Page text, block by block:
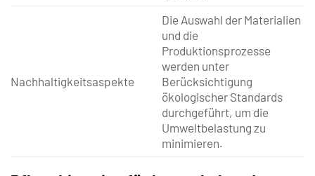
Nachhaltigkeitsaspekte
Die Auswahl der Materialien
und die
Produktionsprozesse
werden unter
Berücksichtigung
ökologischer Standards
durchgeführt, um die
Umweltbelastung zu
minimieren.